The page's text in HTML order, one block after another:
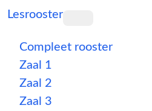
Lesrooster
Compleet rooster
Zaal 1
Zaal 2
Zaal 3